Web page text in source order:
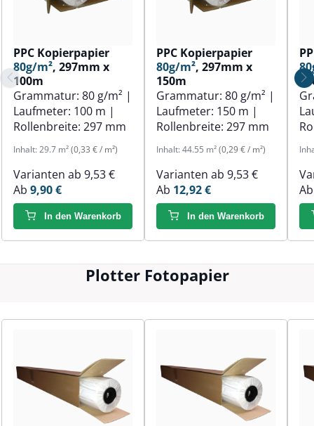
PPC Kopierpapier
80g/m², 297mm x
100m
Grammatur: 80 g/m² |
Laufmeter: 100 m |
Rollenbreite: 297 mm
Inhalt: 29.7 m²(0,33 € / m²)
Varianten ab 9,53 €
Ab 9,90 €
In den Warenkorb
PPC Kopierpapier
80g/m², 297mm x
150m
Grammatur: 80 g/m² |
Laufmeter: 150 m |
Rollenbreite: 297 mm
Inhalt: 44.55 m²(0,29 € / m²)
Varianten ab 9,53 €
Ab 12,92 €
In den Warenkorb
Plotter Fotopapier